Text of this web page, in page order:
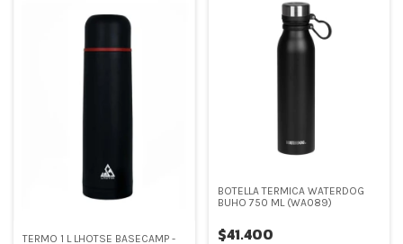
TERMO 1 L LHOTSE BASECAMP -
BOTELLA TERMICA WATERDOG
BUHO 750 ML (WA089)
$41.400